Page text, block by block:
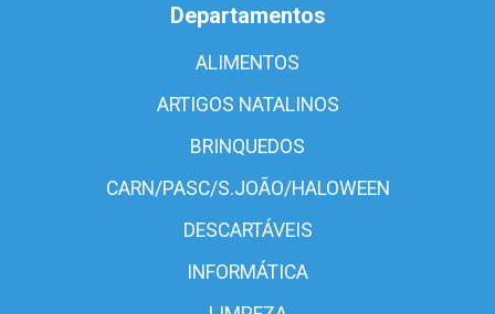
Departamentos
ALIMENTOS
ARTIGOS NATALINOS
BRINQUEDOS
CARN/PASC/S.JOÃO/HALOWEEN
DESCARTÁVEIS
INFORMÁTICA